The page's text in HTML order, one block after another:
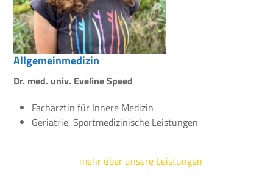
Allgemeinmedizin
Dr. med. univ. Eveline Speed
Fachärztin für Innere Medizin
Geriatrie, Sportmedizinische Leistungen
mehr über unsere Leistungen